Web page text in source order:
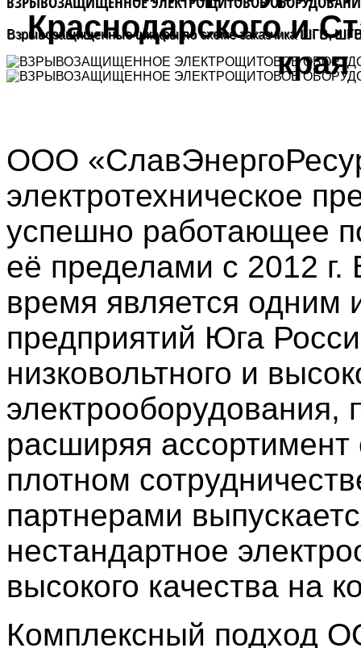
Взрывозащищенные шкафы по схеме заказчика ШГВ,
Краснодарского и
края
ООО
электротехническое
успешно работающее
её пределами с 2012
время является одним
предприятий Юга
низковольтного и
электрооборудования,
расширяя
плотном
партнерами
нестандартное
высокого качества на
Комплексный подход